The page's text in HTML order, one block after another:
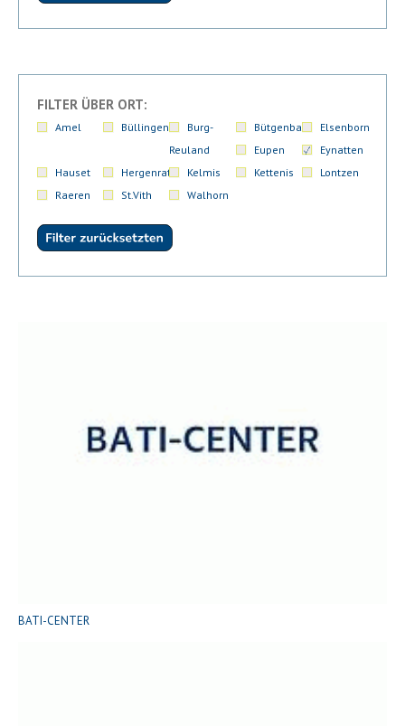
FILTER ÜBER ORT:
Amel Büllingen
Burg-
Reuland
Bütgenbach
Elsenborn
Eupen
Eynatten
Hauset
Hergenrath Kelmis Kettenis
Lontzen
Raeren
St.Vith Walhorn
BATI-CENTER